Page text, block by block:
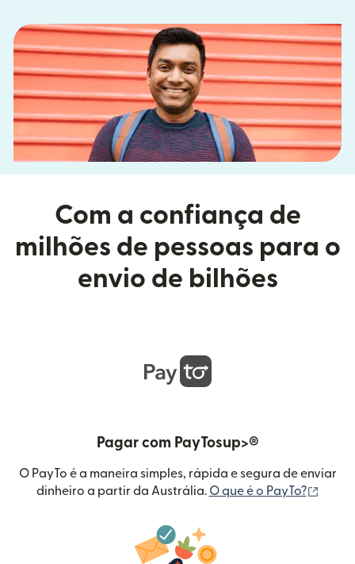
Com a confiança de
milhões de pessoas para o
envio de bilhões
Pagar com PayTosup>®
O PayTo é a maneira simples, rápida e segura de enviar
dinheiro a partir da Austrália. O que é o PayTo?